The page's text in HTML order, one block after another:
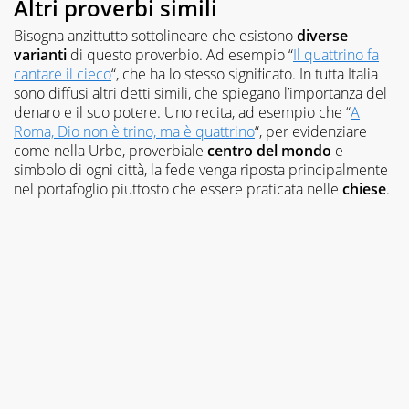
Altri proverbi simili
Bisogna anzittutto sottolineare che esistonodiverse
varianti di questo proverbio. Ad esempio “Il quattrino fa
cantare il cieco“, che ha lo stesso significato. In tutta Italia
sono diffusi altri detti simili, che spiegano l’importanza del
denaro e il suo potere. Uno recita, ad esempio che “A
Roma, Dio non è trino, ma è quattrino“, per evidenziare
come nella Urbe, proverbiale centro del mondo e
simbolo di ogni città, la fede venga riposta principalmente
nel portafoglio piuttosto che essere praticata nelle chiese.